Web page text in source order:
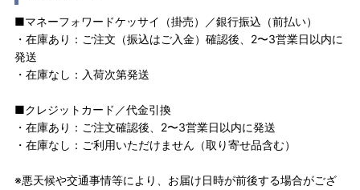
■マネーフォワードケッサイ（掛売）／銀行振込（前払い）
・在庫あり：ご注文（振込はご入金）確認後、2〜3営業日以内に
発送
・在庫なし：入荷次第発送
■クレジットカード／代金引換
・在庫あり：ご注文確認後、2〜3営業日以内に発送
・在庫なし：ご利用いただけません（取り寄せ品含む）
※悪天候や交通事情等により、お届け日時が前後する場合がござ